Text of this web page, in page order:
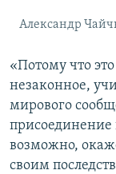
Александр
«Потому что
незаконное,
мирового
возможно,
своим